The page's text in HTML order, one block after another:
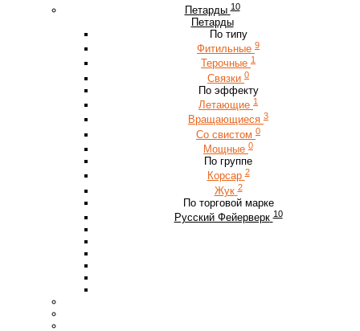
Петарды 10
Петарды
По типу
Фитильные 9
Терочные 1
Связки 0
По эффекту
Летающие 1
Вращающиеся 3
Со свистом 0
Мощные 0
По группе
Корсар 2
Жук 2
По торговой марке
Русский Фейерверк 10